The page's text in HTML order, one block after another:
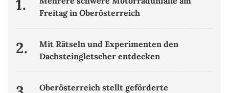
1.
Freitag in Oberösterreich
2.
Mit Rätseln und Experimenten den
Dachsteingletscher entdecken
Oberösterreich stellt geförderte